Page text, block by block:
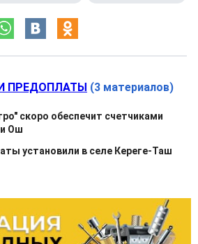
ПРЕДОПЛАТЫ (3 материалов)
скоро обеспечит счетчиками
Ош
установили в селе Кереге-Таш